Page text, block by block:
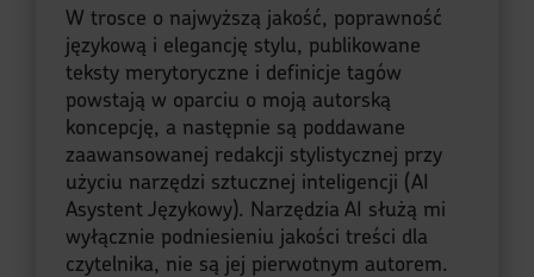
W trosce o najwyższą jakość, poprawność
językową i elegancję stylu, publikowane
teksty merytoryczne i definicje tagów
powstają w oparciu o moją autorską
koncepcję, a następnie są poddawane
zaawansowanej redakcji stylistycznej przy
użyciu narzędzi sztucznej inteligencji (AI
Asystent Językowy). Narzędzia AI służą mi
wyłącznie podniesieniu jakości treści dla
czytelnika, nie są jej pierwotnym autorem.